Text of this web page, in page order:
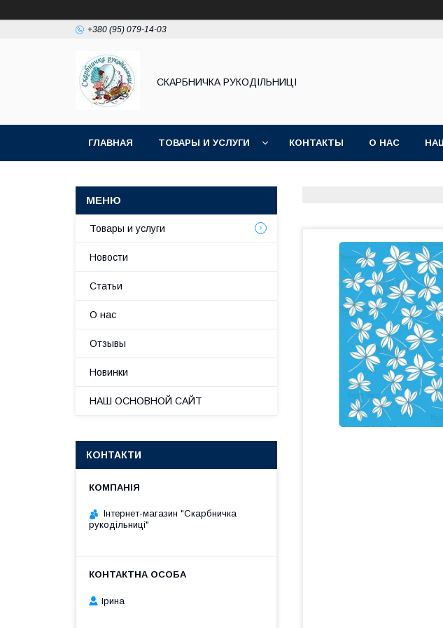
+380 (95) 079-14-03
СКАРБНИЧКА РУКОДІЛЬНИЦІ
ГЛАВНАЯ ТОВАРЫ И УСЛУГИ КОНТАКТЫ О НАС
Товары и услуги
Новости
Статьи
О нас
Отзывы
Новинки
НАШ ОСНОВНОЙ САЙТ
КОНТАКТИ
Інтернет-магазин "Скарбничка
рукодільниці"
Ірина